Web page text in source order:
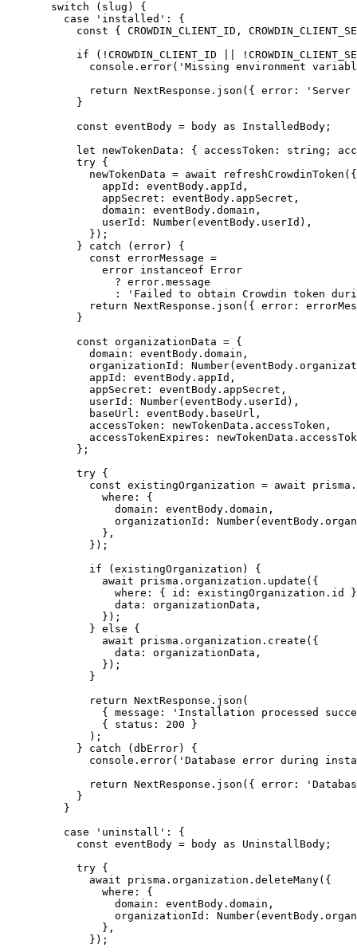
switch (slug) {
case
' installed ' : {
const { CROWDIN_CLIENT_ID ,
if ( ! CROWDIN_CLIENT_ID !
console . error( ' Missing environment
return NextResponse . json ({ error: '
}
const eventBody = body as InstalledBody ;
let newTokenData : { accessToken : string ;
try {
newTokenData = await refreshCrowdinToken ({
appId: eventBody . appId ,
appSecret: eventBody . appSecret ,
domain: eventBody . domain ,
userId: Number(eventBody . userId ) ,
});
} catch (error) {
const errorMessage =
error instanceof Error
? error . message
:
' Failed to obtain Crowdin token
return NextResponse . json ({ error:
}
const organizationData = {
domain: eventBody . domain ,
organizationId: Number(eventBody .
appId: eventBody . appId ,
appSecret: eventBody . appSecret ,
userId: Number(eventBody . userId ) ,
baseUrl: eventBody . baseUrl ,
accessToken: newTokenData . accessToken ,
accessTokenExpires: newTokenData .
} ;
try {
const existingOrganization = await prisma .
where: {
domain: eventBody . domain ,
organizationId: Number(eventBody .
} ,
} );
if (existingOrganization) {
await prisma . organization . update ({
where: { id: existingOrganization . id
}
data: organizationData ,
});
} else {
await prisma . organization . create ({
data: organizationData ,
});
}
return NextResponse . json (
{ message:
' Installation processed
{ status: 200 }
);
} catch (dbError) {
console . error( ' Database error during
return NextResponse . json ({ error: '
}
}
case
' uninstall ' : {
const eventBody = body as UninstallBody ;
try {
await prisma . organization . deleteMany({
where: {
domain: eventBody . domain ,
organizationId: Number(eventBody .
} ,
});